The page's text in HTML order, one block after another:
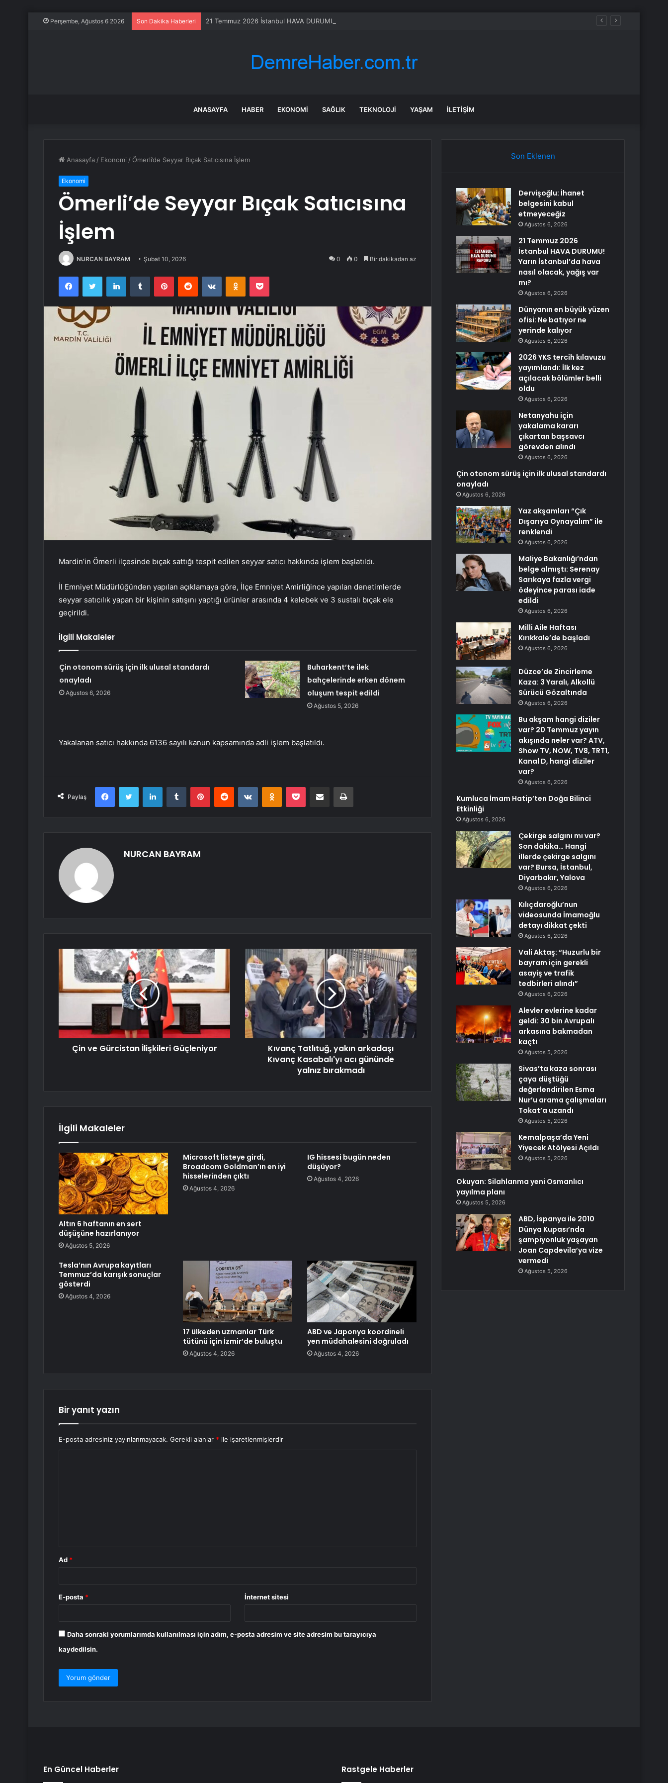
Perşembe, Ağustos 6 2026 Son Dakika Haberleri 21 Temmuz 2026 İstanbul HAVA DURUMU! Yarın İstanbul’da hava nasıl olacak, yağış var mı?
ANASAYFA HABER EKONOMI SAĞLIK TEKNOLOJI YAŞAM İLETIŞIM
Anasayfa / Ekonomi / Ömerli’de Seyyar Bıçak Satıcısına İşlem
Ekonomi
Ömerli’de Seyyar Bıçak Satıcısına
İşlem
NURCAN BAYRAM Şubat 10, 2026 0 0 Bir dakikadan az
FacebookTwitter LinkedInTumblr PinterestReddit VKontakteOdnoklassniki
Pocket
Mardin’in Ömerli ilçesinde bıçak sattığı tespit edilen seyyar satıcı hakkında işlem başlatıldı.
İl Emniyet Müdürlüğünden yapılan açıklamaya göre, İlçe Emniyet Amirliğince yapılan denetimlerde
seyyar satıcılık yapan bir kişinin satışını yaptığı ürünler arasında 4 kelebek ve 3 sustalı bıçak ele
geçirildi.
İlgili Makaleler
Çin otonom sürüş için ilk ulusal standardı
onayladı
Ağustos 6, 2026
Buharkent’te ilek
bahçelerinde erken dönem
oluşum tespit edildi
Ağustos 5, 2026
Yakalanan satıcı hakkında 6136 sayılı kanun kapsamında adli işlem başlatıldı.
Paylaş
FacebookTwitter LinkedInTumblr PinterestReddit VKontakteOdnoklassniki
Pocket E-Posta ile paylaş Yazdır
NURCAN BAYRAM
Çin ve Gürcistan İlişkileri Güçleniyor
Kıvanç Tatlıtuğ, yakın arkadaşı
Kıvanç Kasabalı'yı acı gününde
yalnız bırakmadı
İlgili Makaleler
Altın 6 haftanın en sert
düşüşüne hazırlanıyor
Ağustos 5, 2026
Microsoft listeye girdi,
Broadcom Goldman’ın en iyi
hisselerinden çıktı
Ağustos 4, 2026
IG hissesi bugün neden
düşüyor?
Ağustos 4, 2026
Tesla’nın Avrupa kayıtları
Temmuz’da karışık sonuçlar
gösterdi
Ağustos 4, 2026
17 ülkeden uzmanlar Türk
tütünü için İzmir’de buluştu
Ağustos 4, 2026
ABD ve Japonya koordineli
yen müdahalesini doğruladı
Ağustos 4, 2026
Bir yanıt yazın
E-posta adresiniz yayınlanmayacak. Gerekli alanlar * ile işaretlenmişlerdir
Ad *
E-posta * İnternet sitesi
Daha sonraki yorumlarımda kullanılması için adım, e-posta adresim ve site adresim bu tarayıcıya
kaydedilsin.
Son Eklenen
Dervişoğlu: İhanet
belgesini kabul
etmeyeceğiz
Ağustos 6, 2026
21 Temmuz 2026
İstanbul HAVA DURUMU!
Yarın İstanbul’da hava
nasıl olacak, yağış var
mı?
Ağustos 6, 2026
Dünyanın en büyük yüzen
ofisi: Ne batıyor ne
yerinde kalıyor
Ağustos 6, 2026
2026 YKS tercih kılavuzu
yayımlandı: İlk kez
açılacak bölümler belli
oldu
Ağustos 6, 2026
Netanyahu için
yakalama kararı
çıkartan başsavcı
görevden alındı
Ağustos 6, 2026
Çin otonom sürüş için ilk ulusal standardı
onayladı
Ağustos 6, 2026
Yaz akşamları “Çık
Dışarıya Oynayalım” ile
renklendi
Ağustos 6, 2026
Maliye Bakanlığı’ndan
belge almıştı: Serenay
Sarıkaya fazla vergi
ödeyince parası iade
edildi
Ağustos 6, 2026
Milli Aile Haftası
Kırıkkale’de başladı
Ağustos 6, 2026
Düzce’de Zincirleme
Kaza: 3 Yaralı, Alkollü
Sürücü Gözaltında
Ağustos 6, 2026
Bu akşam hangi diziler
var? 20 Temmuz yayın
akışında neler var? ATV,
Show TV, NOW, TV8, TRT1,
Kanal D, hangi diziler
var?
Ağustos 6, 2026
Kumluca İmam Hatip’ten Doğa Bilinci
Etkinliği
Ağustos 6, 2026
Çekirge salgını mı var?
Son dakika… Hangi
illerde çekirge salgını
var? Bursa, İstanbul,
Diyarbakır, Yalova
Ağustos 6, 2026
Kılıçdaroğlu’nun
videosunda İmamoğlu
detayı dikkat çekti
Ağustos 6, 2026
Vali Aktaş: “Huzurlu bir
bayram için gerekli
asayiş ve trafik
tedbirleri alındı”
Ağustos 6, 2026
Alevler evlerine kadar
geldi: 30 bin Avrupalı
arkasına bakmadan
kaçtı
Ağustos 5, 2026
Sivas’ta kaza sonrası
çaya düştüğü
değerlendirilen Esma
Nur’u arama çalışmaları
Tokat’a uzandı
Ağustos 5, 2026
Kemalpaşa’da Yeni
Yiyecek Atölyesi Açıldı
Ağustos 5, 2026
Okuyan: Silahlanma yeni Osmanlıcı
yayılma planı
Ağustos 5, 2026
ABD, İspanya ile 2010
Dünya Kupası’nda
şampiyonluk yaşayan
Joan Capdevila’ya vize
vermedi
Ağustos 5, 2026
En Güncel Haberler Rastgele Haberler